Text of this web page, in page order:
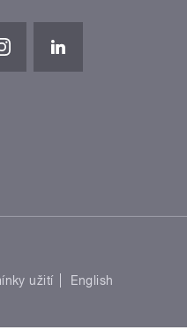
užití
English